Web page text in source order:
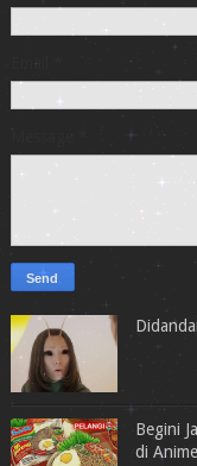
Email
Begini
di